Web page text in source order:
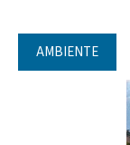
AMBIENTE